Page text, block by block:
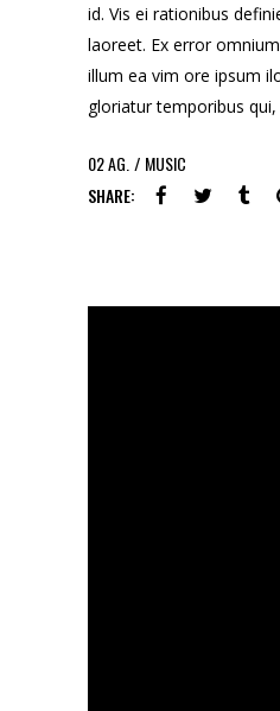
id. Vis ei rationibus
laoreet. Ex error
illum ea vim ore ipsum
gloriatur temporibus
02AG.
MUSIC
SHARE: